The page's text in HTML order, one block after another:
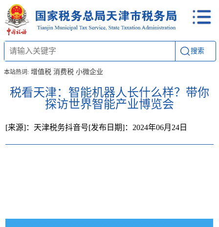
搜索
本站热词: 增值税 消费税 小微企业
税看天津：智能机器人长什么样？带你
探访世界智能产业博览会
[发布日期]：2024年06月24日
[来源]：天津税务抖音号